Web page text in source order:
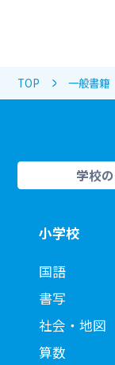
TOP 一般書籍
学校
小学校
国語
書写
社会・地図
算数